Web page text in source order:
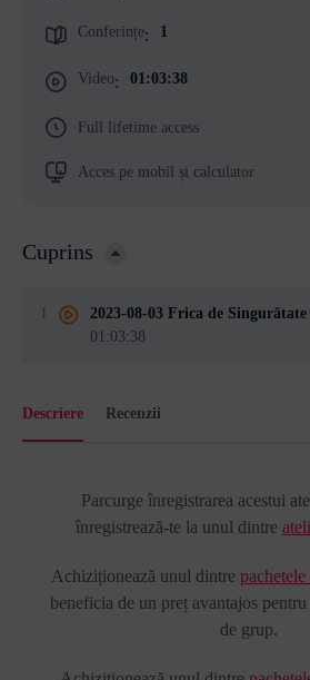
Conferințe: 1
Video: 01:03:38
Full lifetime access
Acces pe mobil și calculator
Descriere Recenzii
Parcurge înregistrarea acestui
înregistrează-te la unul dintre
Achiziționează unul dintre
beneficia de un preț avantajos
de grup.
Cuprins
2023-08-03 Frica de Singurătate
01:03:38